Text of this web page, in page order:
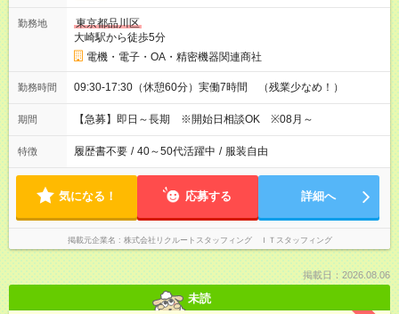
勤務地
東京都品川区
大崎駅から徒歩5分
電機・電子・OA・精密機器関連商社
勤務時間 09:30-17:30（休憩60分）実働7時間 （残業少なめ！）
期間 【急募】即日～長期 ※開始日相談OK ※08月～
特徴 履歴書不要 / 40～50代活躍中 / 服装自由
気になる！ 応募する 詳細へ
掲載元企業名 株式会社リクルートスタッフィング ＩＴスタッフィング
掲載日：2026.08.06
未読